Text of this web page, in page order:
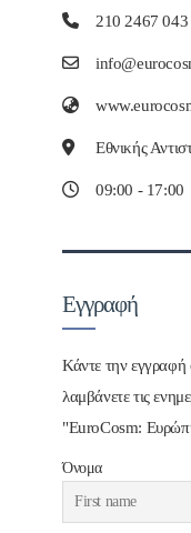
210 2467 043
Εθνικής
09:00 - 17:00
Εγγραφή
Κάντε την
λαμβάνετε τις
"EuroCosm:
Όνομα